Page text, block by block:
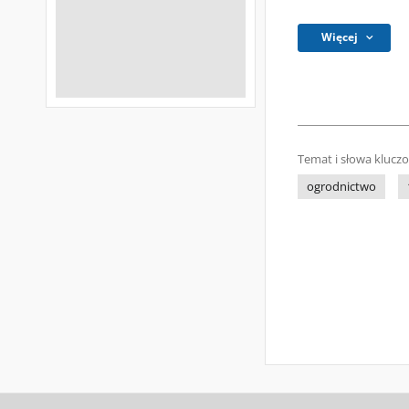
Więcej
Temat i słowa
ogrodnictwo